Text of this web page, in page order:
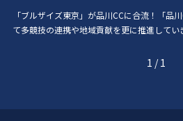
「ブルザイズ東京」が品川CCに合流！「品
て多競技の連携や地域貢献を更に推進してい
1 /1